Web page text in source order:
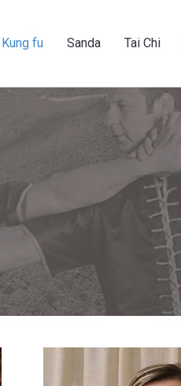
Kung fu Sanda Tai Chi